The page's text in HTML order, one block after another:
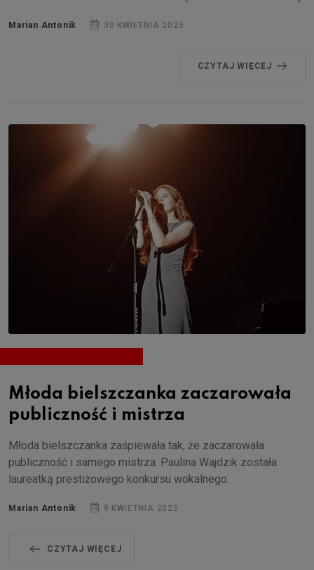
Marian Antonik 30 KWIETNIA 2025
CZYTAJ WIĘCEJ
Młoda bielszczanka zaczarowała
publiczność i mistrza
Młoda bielszczanka zaśpiewała tak, że zaczarowała
publiczność i samego mistrza. Paulina Wajdzik została
laureatką prestiżowego konkursu wokalnego.
Marian Antonik 9 KWIETNIA 2025
CZYTAJ WIĘCEJ